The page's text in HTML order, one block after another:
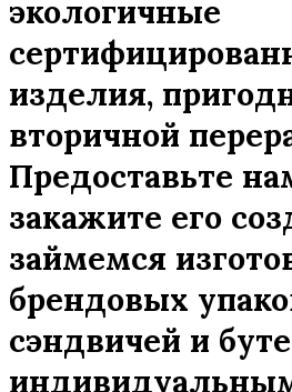
экологичные
изделия,
вторичной
Предоставьте
закажите его
займемся
брендовых
сэндвичей и